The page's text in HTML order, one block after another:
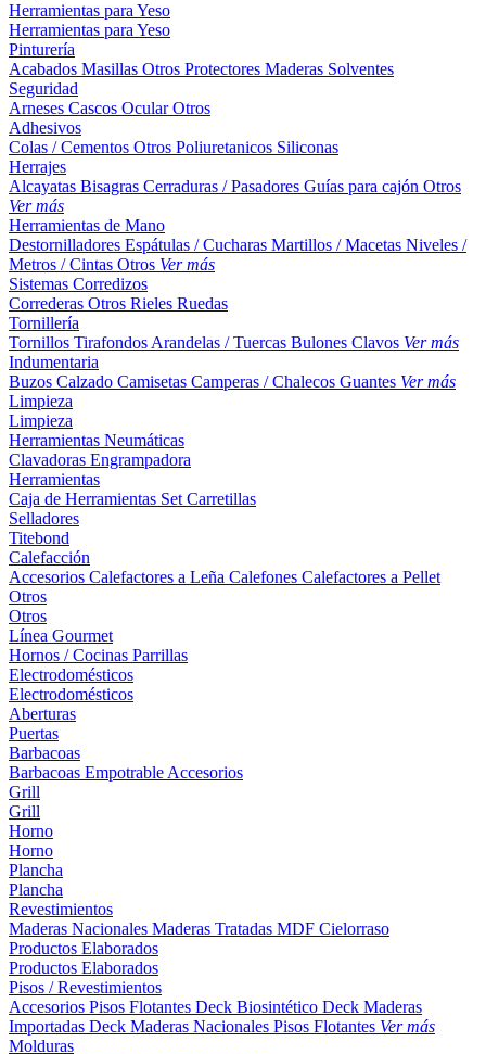
Herramientas para Yeso
Herramientas para Yeso
Pinturería
Acabados Masillas Otros Protectores Maderas Solventes
Seguridad
Arneses Cascos OcularOtros
Adhesivos
Colas / Cementos Otros Poliuretanicos Siliconas
Herrajes
Alcayatas Bisagras Cerraduras / Pasadores Guías para cajón Otros
Ver más
Herramientas de Mano
Destornilladores Espátulas / Cucharas Martillos / Macetas Niveles /
Metros / Cintas Otros Ver más
Sistemas Corredizos
Correderas Otros Rieles Ruedas
Tornillería
Tornillos Tirafondos Arandelas / Tuercas Bulones Clavos Ver más
Indumentaria
Buzos Calzado Camisetas Camperas / Chalecos Guantes Ver más
Limpieza
Limpieza
Herramientas Neumáticas
Clavadoras Engrampadora
Herramientas
Caja de Herramientas Set Carretillas
Selladores
Titebond
Calefacción
Accesorios Calefactores a Leña Calefones Calefactores a Pellet
Otros
Otros
Línea Gourmet
Hornos / Cocinas Parrillas
Electrodomésticos
Electrodomésticos
Aberturas
Puertas
Barbacoas
Barbacoas Empotrable Accesorios
Grill
Grill
Horno
Horno
Plancha
Plancha
Revestimientos
Maderas Nacionales Maderas Tratadas MDF Cielorraso
Productos Elaborados
Productos Elaborados
Pisos / Revestimientos
Accesorios Pisos Flotantes Deck Biosintético Deck Maderas
Importadas Deck Maderas Nacionales Pisos Flotantes Ver más
Molduras